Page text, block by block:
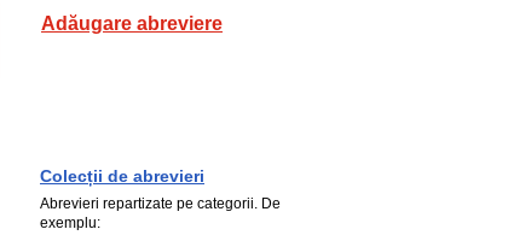
Adăugare abreviere
Colecții de abrevieri
Abrevieri repartizate pe categorii. De
exemplu: